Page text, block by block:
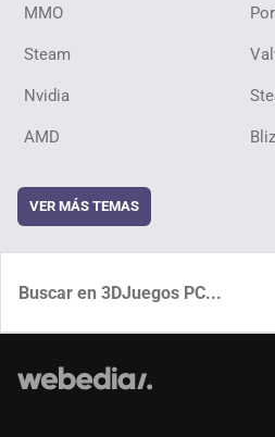
MMO
Steam
Nvidia
AMD
VER MÁS TEMAS